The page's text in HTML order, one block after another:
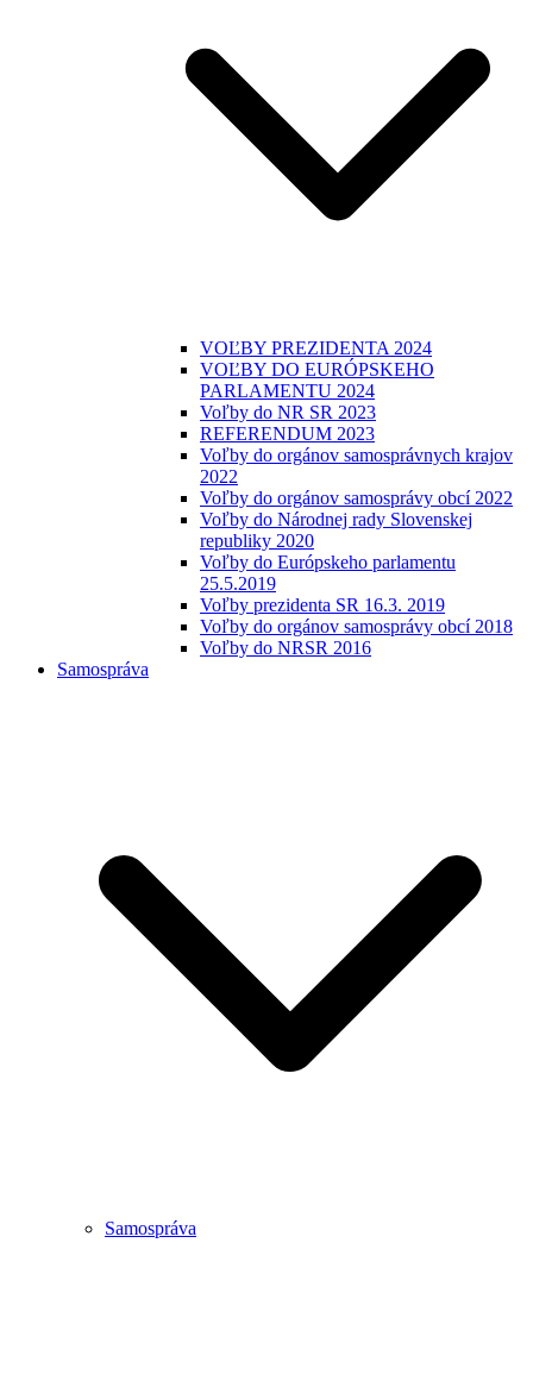
VOĽBY PREZIDENTA 2024
VOĽBY DO EURÓPSKEHO
PARLAMENTU 2024
Voľby do NR SR 2023
REFERENDUM 2023
Voľby do orgánov samosprávnych krajov
2022
Voľby do orgánov samosprávy obcí 2022
Voľby do Národnej rady Slovenskej
republiky 2020
Voľby do Európskeho parlamentu
25.5.2019
Voľby prezidenta SR 16.3. 2019
Voľby do orgánov samosprávy obcí 2018
Voľby do NRSR 2016
Samospráva
Samospráva